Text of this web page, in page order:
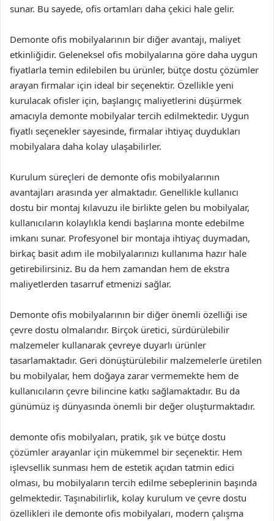
sunar. Bu sayede, ofis ortamları daha çekici hale gelir.
Demonte ofis mobilyalarının bir diğer avantajı, maliyet
etkinliğidir. Geleneksel ofis mobilyalarına göre daha uygun
fiyatlarla temin edilebilen bu ürünler, bütçe dostu çözümler
arayan firmalar için ideal bir seçenektir. Özellikle yeni
kurulacak ofisler için, başlangıç maliyetlerini düşürmek
amacıyla demonte mobilyalar tercih edilmektedir. Uygun
fiyatlı seçenekler sayesinde, firmalar ihtiyaç duydukları
mobilyalara daha kolay ulaşabilirler.
Kurulum süreçleri de demonte ofis mobilyalarının
avantajları arasında yer almaktadır. Genellikle kullanıcı
dostu bir montaj kılavuzu ile birlikte gelen bu mobilyalar,
kullanıcıların kolaylıkla kendi başlarına monte edebilme
imkanı sunar. Profesyonel bir montaja ihtiyaç duymadan,
birkaç basit adım ile mobilyalarınızı kullanıma hazır hale
getirebilirsiniz. Bu da hem zamandan hem de ekstra
maliyetlerden tasarruf etmenizi sağlar.
Demonte ofis mobilyalarının bir diğer önemli özelliği ise
çevre dostu olmalarıdır. Birçok üretici, sürdürülebilir
malzemeler kullanarak çevreye duyarlı ürünler
tasarlamaktadır. Geri dönüştürülebilir malzemelerle üretilen
bu mobilyalar, hem doğaya zarar vermemekte hem de
kullanıcıların çevre bilincine katkı sağlamaktadır. Bu da
günümüz iş dünyasında önemli bir değer oluşturmaktadır.
demonte ofis mobilyaları, pratik, şık ve bütçe dostu
çözümler arayanlar için mükemmel bir seçenektir. Hem
işlevsellik sunması hem de estetik açıdan tatmin edici
olması, bu mobilyaların tercih edilme sebeplerinin başında
gelmektedir. Taşınabilirlik, kolay kurulum ve çevre dostu
özellikleri ile demonte ofis mobilyaları, modern çalışma